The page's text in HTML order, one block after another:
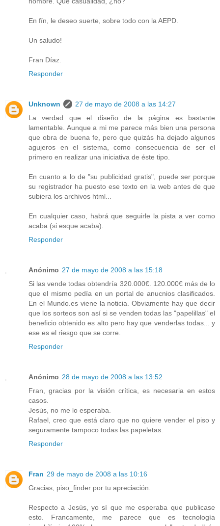
En fín, le deseo suerte, sobre todo con la AEPD.
Un saludo!
Fran Díaz.
Responder
Unknown
27 de mayo de 2008 a las 14:27
La verdad que el diseño de la página es bastante
lamentable. Aunque a mi me parece más bien una persona
que obra de buena fe, pero que quizás ha dejado algunos
agujeros en el sistema, como consecuencia de ser el
primero en realizar una iniciativa de éste tipo.
En cuanto a lo de "su publicidad gratis", puede ser porque
su registrador ha puesto ese texto en la web antes de que
subiera los archivos html...
En cualquier caso, habrá que seguirle la pista a ver como
acaba (si esque acaba).
Responder
Anónimo 27 de mayo de 2008 a las 15:18
Si las vende todas obtendría 320.000€. 120.000€ más de lo
que el mismo pedía en un portal de anucnios clasificados.
En el Mundo.es viene la noticia. Obviamente hay que decir
que los sorteos son así si se venden todas las "papelillas" el
beneficio obtenido es alto pero hay que venderlas todas... y
ese es el riesgo que se corre.
Responder
Anónimo 28 de mayo de 2008 a las 13:52
Fran, gracias por la visión crítica, es necesaria en estos
casos.
Jesús, no me lo esperaba.
Rafael, creo que está claro que no quiere vender el piso y
seguramente tampoco todas las papeletas.
Responder
Fran 29 de mayo de 2008 a las 10:16
Gracias, piso_finder por tu apreciación.
Respecto a Jesús, yo sí que me esperaba que publicase
esto. Francamente, me parece que es tecnología